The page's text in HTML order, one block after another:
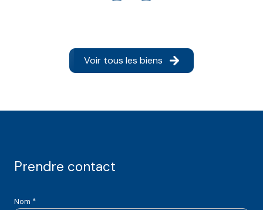
Voir tous les biens
Prendre contact
Nom *